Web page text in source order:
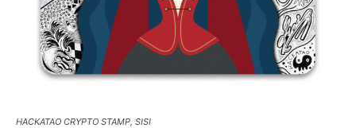
HACKATAO CRYPTO STAMP, SISI